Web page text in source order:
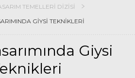
TEMELLERI DIZISI
GIYSI TEKNIKLERI
Giysi